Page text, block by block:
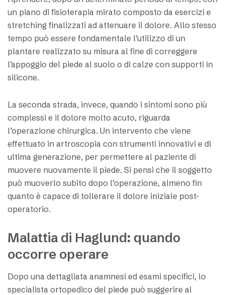
un piano di fisioterapia mirato composto da esercizi e
stretching finalizzati ad attenuare il dolore. Allo stesso
tempo può essere fondamentale l’utilizzo di un
plantare realizzato su misura al fine di correggere
l’appoggio del piede al suolo o di calze con supporti in
silicone.
La seconda strada, invece, quando i sintomi sono più
complessi e il dolore molto acuto, riguarda
l’operazione chirurgica. Un intervento che viene
effettuato in artroscopia con strumenti innovativi e di
ultima generazione, per permettere al paziente di
muovere nuovamente il piede. Si pensi che il soggetto
può muoverlo subito dopo l’operazione, almeno fin
quanto è capace di tollerare il dolore iniziale post-
operatorio.
Malattia di Haglund: quando
occorre operare
Dopo una dettagliata anamnesi ed esami specifici, lo
specialista ortopedico del piede può suggerire al